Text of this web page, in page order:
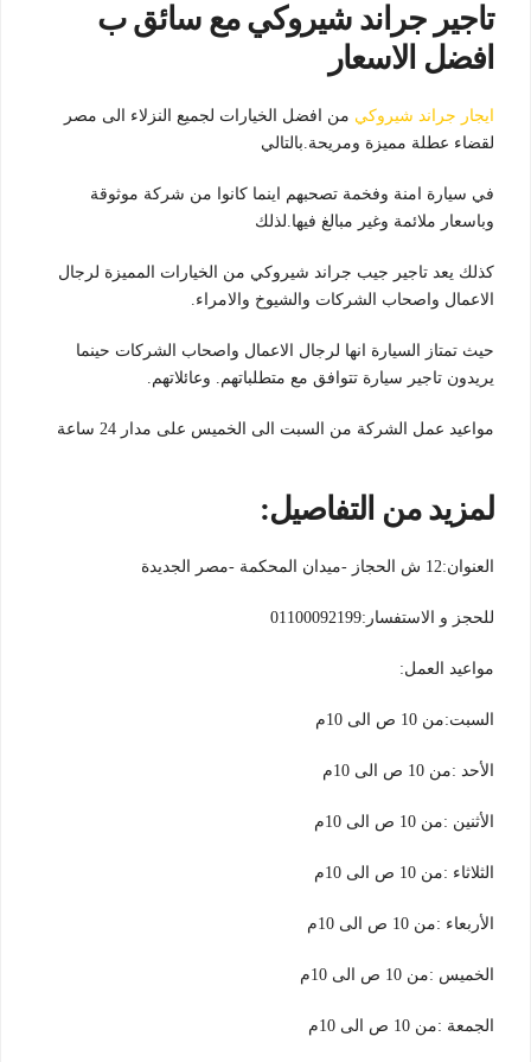
تاجير جراند شيروكي مع سائق ب
افضل الاسعار
ايجار جراند شيروكي من افضل الخيارات لجميع النزلاء الى مصر
لقضاء عطلة مميزة ومريحة.بالتالي
في سيارة امنة وفخمة تصحبهم اينما كانوا من شركة موثوقة
وباسعار ملائمة وغير مبالغ فيها.لذلك
كذلك يعد تاجير جيب جراند شيروكي من الخيارات المميزة لرجال
الاعمال واصحاب الشركات والشيوخ والامراء.
حيث تمتاز السيارة انها لرجال الاعمال واصحاب الشركات حينما
يريدون تاجير سيارة تتوافق مع متطلباتهم. وعائلاتهم.
مواعيد عمل الشركة من السبت الى الخميس على مدار 24 ساعة
لمزيد من التفاصيل:
العنوان:12 ش الحجاز -ميدان المحكمة -مصر الجديدة
للحجز و الاستفسار:01100092199
مواعيد العمل:
السبت:من 10 ص الى 10م
الأحد :من 10 ص الى 10م
الأثنين :من 10 ص الى 10م
الثلاثاء :من 10 ص الى 10م
الأربعاء :من 10 ص الى 10م
الخميس :من 10 ص الى 10م
الجمعة :من 10 ص الى 10م